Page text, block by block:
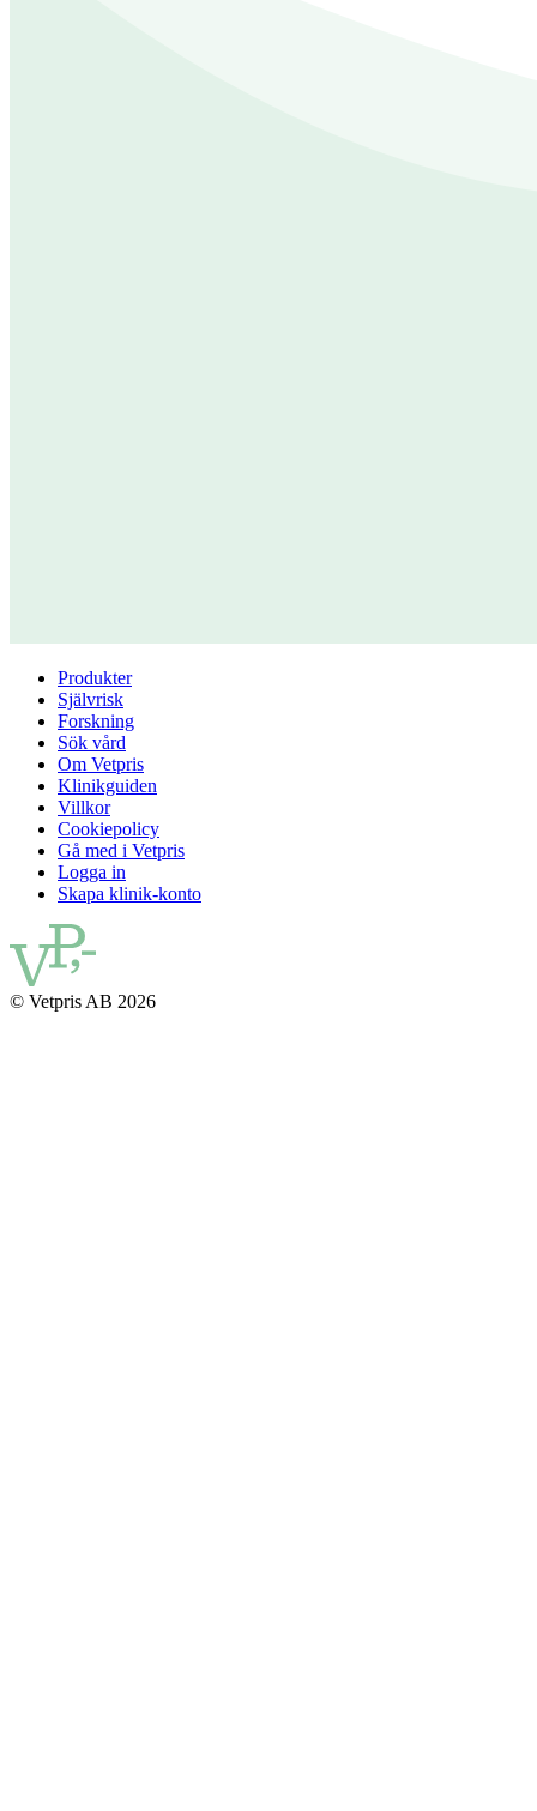
Produkter
Självrisk
Forskning
Sök vård
Om Vetpris
Klinikguiden
Villkor
Cookiepolicy
Gå med i Vetpris
Logga in
Skapa klinik-konto
© Vetpris AB 2026